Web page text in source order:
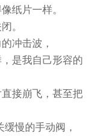
纸片一样。
。
冲击波，
是我自己形容的
接崩飞，甚至把
慢的手动阀，